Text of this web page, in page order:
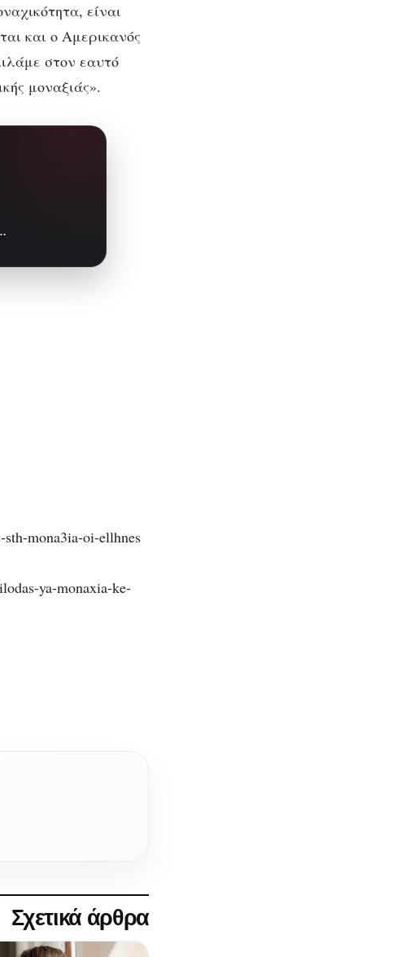
είναι
και ο Αμερικανός
στον εαυτό
μοναξιάς».
mona3ia-oi-ellhnes
ya-monaxia-ke-
Σχετικά άρθρα